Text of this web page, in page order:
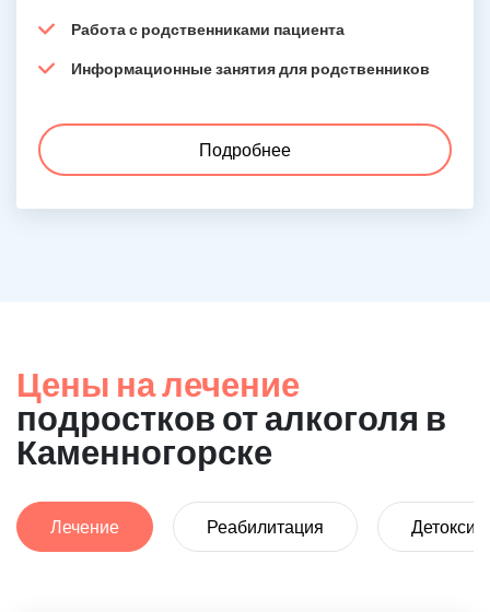
Работа с родственниками пациента
Информационные занятия для родственников
Подробнее
Цены на лечение
подростков от алкоголя в
Каменногорске
Лечение Реабилитация